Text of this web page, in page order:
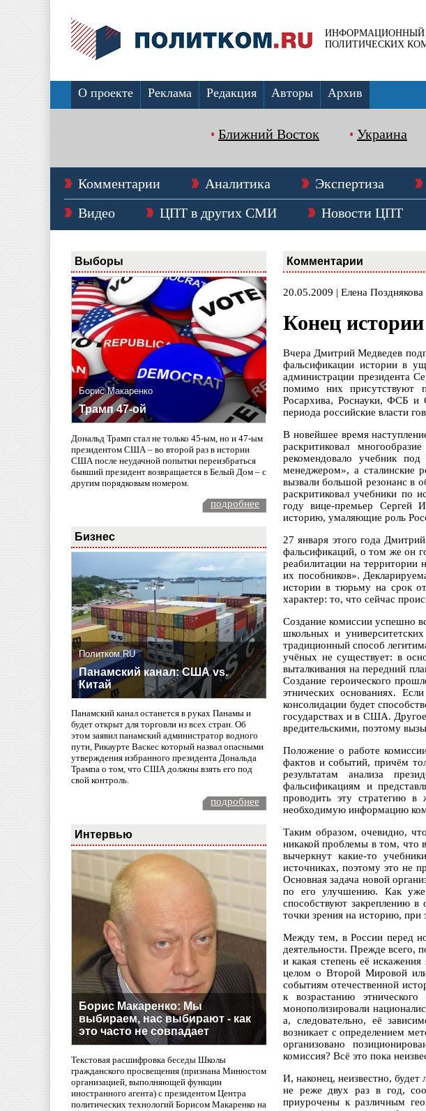
ИНФОРМАЦИОННЫЙ
ПОЛИТИЧЕСКИХ
О проекте Реклама Редакция Авторы Архив
Ближний Восток Украина
Комментарии Аналитика Экспертиза
Видео
ЦПТ в других СМИ Новости ЦПТ
Выборы
Борис Макаренко
Трамп 47-ой
Дональд Трамп стал не только 45-ым, но и 47-ым
президентом США – во второй раз в истории
США после неудачной попытки переизбраться
бывший президент возвращается в Белый Дом – с
другим порядковым номером.
подробнее
Бизнес
Политком.RU
Панамский канал: США vs.
Китай
Панамский канал останется в руках Панамы и
будет открыт для торговли из всех стран. Об
этом заявил панамский администратор водного
пути, Рикаурте Васкес который назвал опасными
утверждения избранного президента Дональда
Трампа о том, что США должны взять его под
свой контроль.
подробнее
Интервью
Борис Макаренко: Мы
выбираем, нас выбирают - как
это часто не совпадает
Текстовая расшифровка беседы Школы
гражданского просвещения (признана Минюстом
организацией, выполняющей функции
иностранного агента) с президентом Центра
политических технологий Борисом Макаренко на
Комментарии
20.05.2009 | Елена Позднякова
Конец истории
Вчера Дмитрий Медведев
фальсификации истории в
администрации президента
помимо них присутствуют
Росархива, Роснауки, ФСБ и
периода российские власти
В новейшее время
раскритиковал
рекомендовало учебник
менеджером», а сталинские
вызвали большой резонанс в
раскритиковал учебники по
году вице-премьер Сергей
историю, умаляющие роль
27 января этого года
фальсификаций, о том же он
реабилитации на территории
их пособников».
истории в тюрьму на срок
характер: то, что сейчас
Создание комиссии успешно
школьных и
традиционный способ
учёных не существует: в
выталкивания на передний
Создание героического
этнических основаниях.
консолидации будет
государствах и в США.
вредительскими, поэтому
Положение о работе
фактов и событий, причём
результатам анализа
фальсификациям и
проводить эту стратегию
необходимую информацию
Таким образом, очевидно,
никакой проблемы в том, что
вычеркнут какие-то
источниках, поэтому это не
Основная задача новой
по его улучшению. Как уже
способствуют закреплению
точки зрения на историю, при
Между тем, в России перед
деятельности. Прежде всего,
и какая степень её
целом о Второй Мировой или
событиям отечественной
к возрастанию
монополизировали
а, следовательно, её
возникает с определением
организовано
комиссия? Всё это пока
И, наконец, неизвестно, будет
не реже двух раз в год,
приурочены к различным